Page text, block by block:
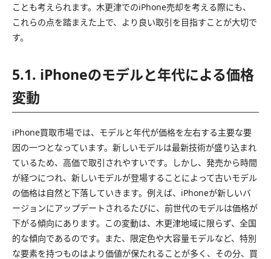
ことも考えられます。木更津でのiPhone売却を考える際にも、
これらの点を踏まえた上で、より良い取引を目指すことが大切で
す。
5.1. iPhoneのモデルと年代による価格
変動
iPhone買取市場では、モデルと年代が価格を左右する主要な要
因の一つとなっています。新しいモデルは最新技術が盛り込まれ
ているため、高価で取引されやすいです。しかし、発売から時間
が経つにつれ、新しいモデルが登場することによって古いモデル
の価格は自然と下落していきます。例えば、iPhoneが新しいバ
ージョンにアップデートされるたびに、前世代のモデルは価格が
下がる傾向にあります。この変動は、木更津地域に限らず、全国
的な傾向であるのです。また、限定色や大容量モデルなど、特別
な要素を持つものはより価値が保たれることが多く、その分、買